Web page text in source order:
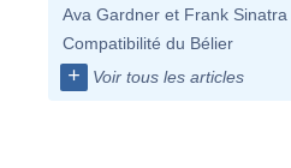
Ava Gardner et Frank Sinatra
Compatibilité du Bélier
+ Voir tous les articles